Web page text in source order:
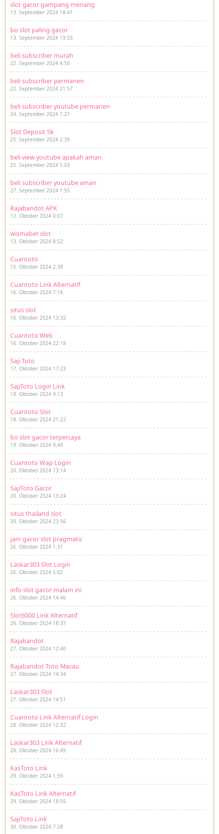
slot gacor gampang menang
13. September 2024 18:41
bo slot paling gacor
13. September 2024 19:33
beli subscriber murah
22. September 2024 4:56
beli subscriber permanen
22. September 2024 21:57
beli subscriber youtube permanen
24. September 2024 7:21
Slot Deposit 5k
25. September 2024 2:39
beli view youtube apakah aman
25. September 2024 5:03
beli subscriber youtube aman
27. September 2024 1:55
Rajabandot APK
12. Oktober 2024 0:07
wismabet slot
13. Oktober 2024 8:52
Cuantoto
15. Oktober 2024 2:38
Cuantoto Link Alternatif
16. Oktober 2024 7:16
situs slot
16. Oktober 2024 13:32
Cuantoto Web
16. Oktober 2024 22:18
Saji Toto
17. Oktober 2024 17:23
SajiToto Login Link
18. Oktober 2024 9:13
Cuantoto Slot
18. Oktober 2024 21:22
bo slot gacor terpercaya
19. Oktober 2024 9:49
Cuantoto Wap Login
20. Oktober 2024 13:14
SajiToto Gacor
20. Oktober 2024 13:24
situs thailand slot
20. Oktober 2024 23:56
jam gacor slot pragmatic
26. Oktober 2024 1:31
Laskar303 Slot Login
26. Oktober 2024 5:02
info slot gacor malam ini
26. Oktober 2024 14:46
Slot6000 Link Alternatif
26. Oktober 2024 18:37
Rajabandot
27. Oktober 2024 12:40
Rajabandot Toto Macau
27. Oktober 2024 14:34
Laskar303 Slot
27. Oktober 2024 14:51
Cuantoto Link Alternatif Login
28. Oktober 2024 12:32
Laskar303 Link Alternatif
28. Oktober 2024 16:49
KasToto Link
29. Oktober 2024 1:59
KasToto Link Alternatif
29. Oktober 2024 18:55
SajiToto Link
30. Oktober 2024 7:28